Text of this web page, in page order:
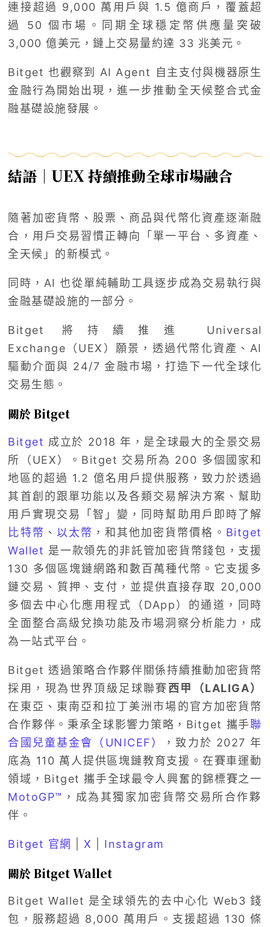
連接超過 9,000 萬用戶與 1.5 億商戶，覆蓋超
過 50 個市場。同期全球穩定幣供應量突破
3,000 億美元，鏈上交易量約達 33 兆美元。
Bitget 也觀察到 AI Agent 自主支付與機器原生
金融行為開始出現，進一步推動全天候整合式金
融基礎設施發展。
結語｜UEX 持續推動全球市場融合
隨著加密貨幣、股票、商品與代幣化資產逐漸融
合，用戶交易習慣正轉向「單一平台、多資產、
全天候」的新模式。
同時，AI 也從單純輔助工具逐步成為交易執行與
金融基礎設施的一部分。
Bitget 將持續推進 Universal
Exchange（UEX）願景，透過代幣化資產、AI
驅動介面與 24/7 金融市場，打造下一代全球化
交易生態。
關於 Bitget
Bitget 成立於 2018 年，是全球最大的全景交易
所（UEX）。Bitget 交易所為 200 多個國家和
地區的超過 1.2 億名用戶提供服務，致力於透過
其首創的跟單功能以及各類交易解決方案、幫助
用戶實現交易「智」變，同時幫助用戶即時了解
比特幣 、 以太幣 ，和其他加密貨幣價格。 Bitget
Wallet 是一款領先的非託管加密貨幣錢包，支援
130 多個區塊鏈網路和數百萬種代幣。它支援多
鏈交易、質押、支付，並提供直接存取 20,000
多個去中心化應用程式（DApp）的通道，同時
全面整合高級兌換功能及市場洞察分析能力，成
為一站式平台。
Bitget 透過策略合作夥伴關係持續推動加密貨幣
採用，現為世界頂級足球聯賽西甲（LALIGA）
在東亞、東南亞和拉丁美洲市場的官方加密貨幣
合作夥伴。秉承全球影響力策略，Bitget 攜手聯
合國兒童基金會（UNICEF）
，致力於 2027 年
底為 110 萬人提供區塊鏈教育支援。在賽車運動
領域，Bitget 攜手全球最令人興奮的錦標賽之一
MotoGP™ ，成為其獨家加密貨幣交易所合作夥
伴。
Bitget 官網 X Instagram
關於 Bitget Wallet
Bitget Wallet 是全球領先的去中心化 Web3 錢
包，服務超過 8,000 萬用戶。支援超過 130 條